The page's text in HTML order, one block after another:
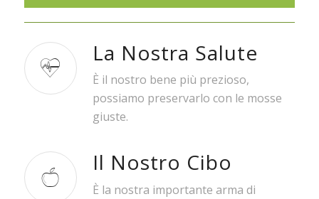
La Nostra Salute
È il nostro bene più prezioso,
possiamo preservarlo con le mosse
giuste.
Il Nostro Cibo
È la nostra importante arma di